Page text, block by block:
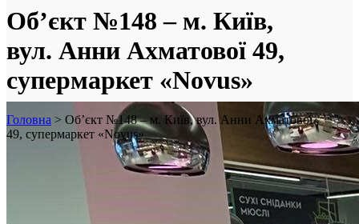
Об’єкт №148 – м. Київ,
вул. Анни Ахматової 49,
супермаркет «Novus»
Головна > Об’єкт №148 – м. Київ, вул. Анни Ахматової
49, супермаркет «Novus»